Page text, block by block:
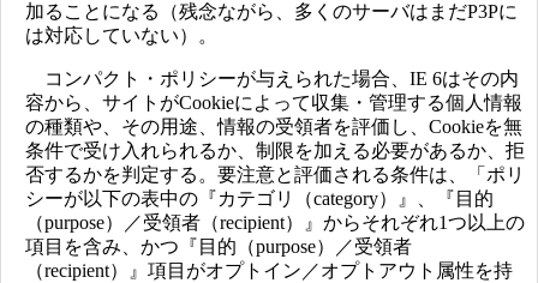
加ることになる（残念ながら、多くのサーバはまだP3Pに
は対応していない）。
コンパクト・ポリシーが与えられた場合、IE 6はその内
容から、サイトがCookieによって収集・管理する個人情報
の種類や、その用途、情報の受領者を評価し、Cookieを無
条件で受け入れられるか、制限を加える必要があるか、拒
否するかを判定する。要注意と評価される条件は、「ポリ
シーが以下の表中の『カテゴリ（category）』、『目的
（purpose）／受領者（recipient）』からそれぞれ1つ以上の
項目を含み、かつ『目的（purpose）／受領者
（recipient）』項目がオプトイン／オプトアウト属性を持